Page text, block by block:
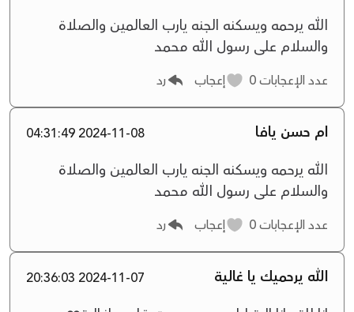
الله يرحمه ويسكنه الجنه يارب العالمين والصلاة
والسلام على رسول الله محمد
عدد الإعجابات إعجاب رد
ام حسن يافا 2024-11-08 04:31:49
الله يرحمه ويسكنه الجنه يارب العالمين والصلاة
والسلام على رسول الله محمد
عدد الإعجابات إعجاب رد
الله يرحميك يا غالية 2024-11-07 20:36:03